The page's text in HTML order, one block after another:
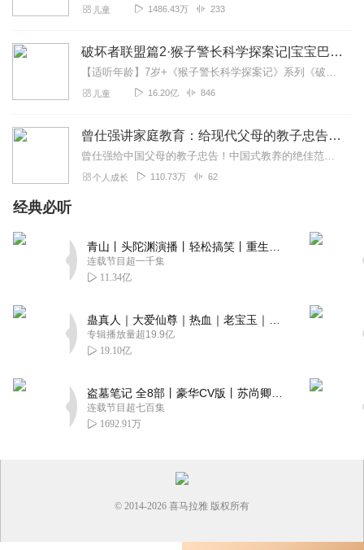
儿童 1486.43万 233
破坏者联盟篇2·猴子警长科学探案记|宝宝巴士故事
【适听年龄】7岁+《猴子警长科学探案记》系列《破坏者联盟篇1·猴子警长科学探案记》>>>《破坏者联盟篇2·猴子警长科学探案记》>>>《破坏者联盟篇3·猴子警长科...
儿童 16.20亿 846
曾仕强讲家庭教育：给现代父母的教子忠告 原声版
曾仕强给中国父母的教子忠告！中国式教养的绝佳范本！销量突破十万册的家教畅销书！本专辑共62集，每周一三五日早8点更新；【专辑亮点】●曾仕强正版原声，亲自讲解中国...
个人成长 110.73万 62
经典必听
连载节目超一千集
11.34亿
专辑播放量超19.9亿
19.10亿
连载节目超七百集
1692.91万
© 2014-2026 喜马拉雅 版权所有